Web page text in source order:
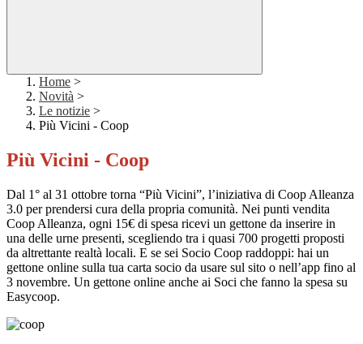
Home >
Novità >
Le notizie >
Più Vicini - Coop
Più Vicini - Coop
Dal 1° al 31 ottobre torna “Più Vicini”, l’iniziativa di Coop Alleanza
3.0 per prendersi cura della propria comunità. Nei punti vendita
Coop Alleanza, ogni 15€ di spesa ricevi un gettone da inserire in
una delle urne presenti, scegliendo tra i quasi 700 progetti proposti
da altrettante realtà locali. E se sei Socio Coop raddoppi: hai un
gettone online sulla tua carta socio da usare sul sito o nell’app fino al
3 novembre. Un gettone online anche ai Soci che fanno la spesa su
Easycoop.